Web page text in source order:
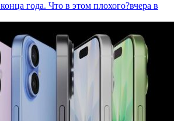
года. Что в этом плохого?вчера в